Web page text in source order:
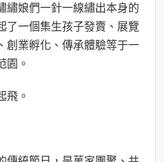
繡娘們一針一線繡出本身的
了一個集生孩子發賣、展覽
創業孵化、傳承體驗等于一
園。
飛。